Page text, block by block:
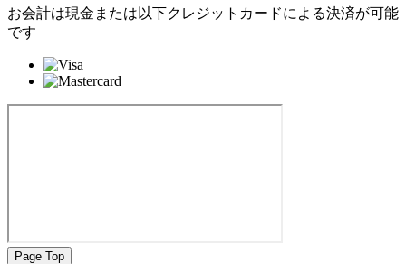
お会計は現金または以下クレジットカードによる決済が可能
です
Page Top